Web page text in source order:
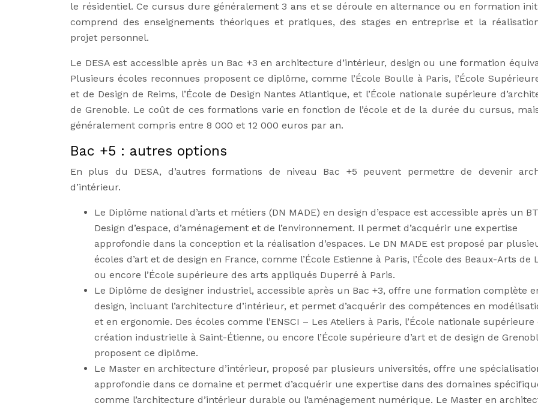
le résidentiel. Ce cursus dure généralement 3 ans et se déroule en alternance ou en formation
comprend des enseignements théoriques et pratiques, des stages en entreprise et la
projet personnel.
Le DESA est accessible après un Bac +3 en architecture d’intérieur, design ou une formation
Plusieurs écoles reconnues proposent ce diplôme, comme l’École Boulle à Paris, l’École
et de Design de Reims, l’École de Design Nantes Atlantique, et l’École nationale supérieure
de Grenoble. Le coût de ces formations varie en fonction de l’école et de la durée du cursus,
généralement compris entre 8 000 et 12 000 euros par an.
Bac +5 : autres options
En plus du DESA, d’autres formations de niveau Bac +5 peuvent permettre de devenir
d’intérieur.
Le Diplôme national d’arts et métiers (DN MADE) en design d’espace est accessible après un
Design d’espace, d’aménagement et de l’environnement. Il permet d’acquérir une expertise
approfondie dans la conception et la réalisation d’espaces. Le DN MADE est proposé par
écoles d’art et de design en France, comme l’École Estienne à Paris, l’École des Beaux-Arts de
ou encore l’École supérieure des arts appliqués Duperré à Paris.
Le Diplôme de designer industriel, accessible après un Bac +3, offre une formation complète
design, incluant l’architecture d’intérieur, et permet d’acquérir des compétences en
et en ergonomie. Des écoles comme l’ENSCI – Les Ateliers à Paris, l’École nationale supérieure
création industrielle à Saint-Étienne, ou encore l’École supérieure d’art et de design de
proposent ce diplôme.
Le Master en architecture d’intérieur, proposé par plusieurs universités, offre une
approfondie dans ce domaine et permet d’acquérir une expertise dans des domaines
comme l’architecture d’intérieur durable ou l’aménagement numérique. Le Master en